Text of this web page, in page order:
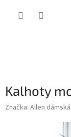
Kalhoty
Značka: Allen